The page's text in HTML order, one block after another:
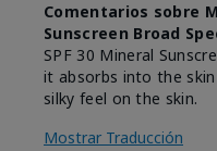
Comentarios sobre
Sunscreen Broad
SPF 30 Mineral
it absorbs into the
silky feel on the skin.
Mostrar Traducción